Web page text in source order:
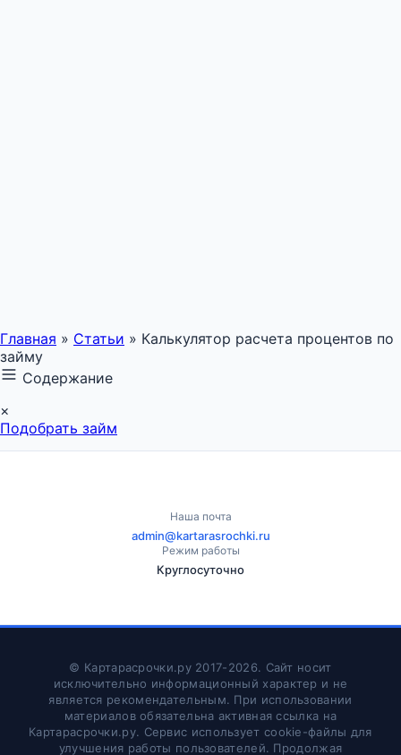
Главная » Статьи » Калькулятор расчета процентов по
займу
Содержание
×
Подобрать займ
Наша почта
admin@kartarasrochki.ru
Режим работы
Круглосуточно
© Картарасрочки.ру 2017-2026. Сайт носит
исключительно информационный характер и не
является рекомендательным. При использовании
материалов обязательна активная ссылка на
Картарасрочки.ру. Сервис использует cookie-файлы для
улучшения работы пользователей. Продолжая